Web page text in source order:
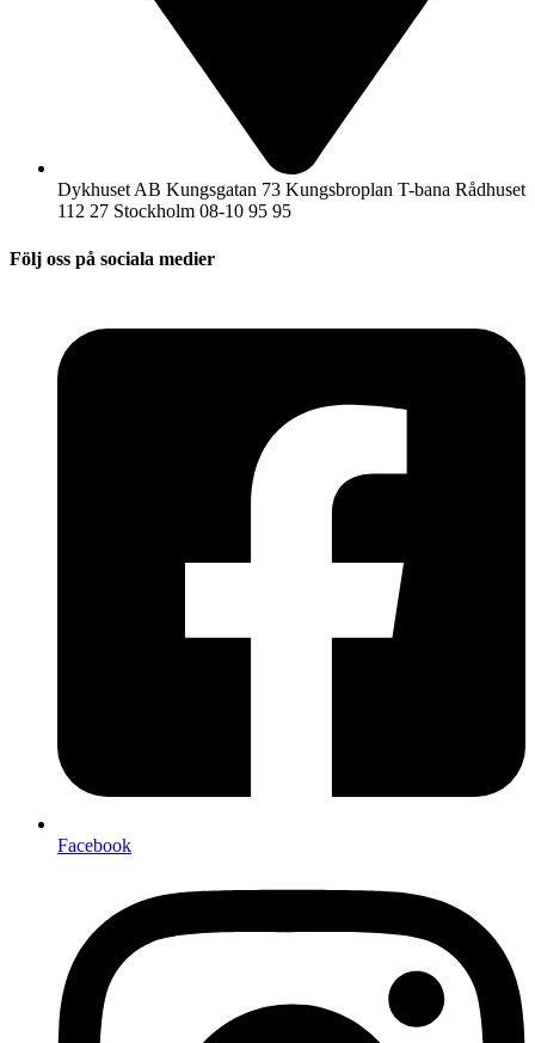
Dykhuset AB Kungsgatan 73 Kungsbroplan T-bana Rådhuset
112 27 Stockholm 08-10 95 95
Följ oss på sociala medier
Facebook